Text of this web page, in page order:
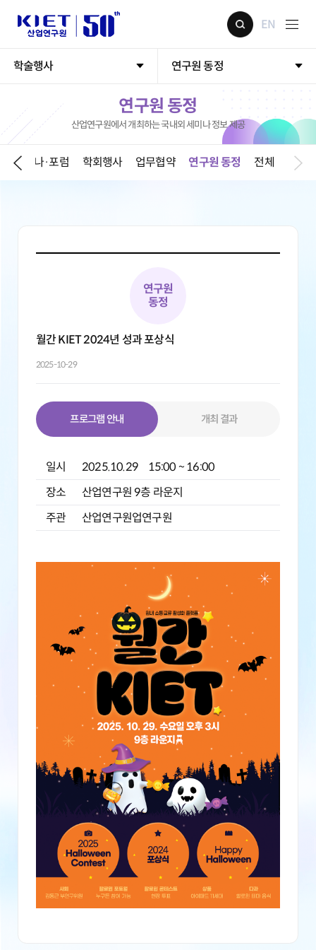
EN
학술행사 연구원 동정
연구원 동정
산업연구원에서 개최하는 국내외 세미나 정보 제공
세미나·포럼 학회행사 업무협약 연구원 동정 전체
연구원
동정
월간 KIET 2024년 성과 포상식
2025-10-29
프로그램 안내 개최 결과
일시
2025.10.29 15:00 ~ 16:00
장소
산업연구원 9층 라운지
주관
산업연구원업연구원